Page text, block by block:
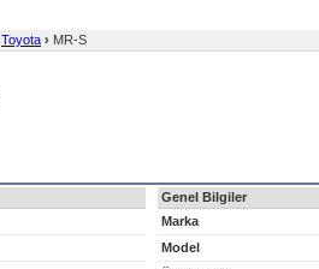
Toyota › MR-S
Genel Bilgiler
Marka
Model